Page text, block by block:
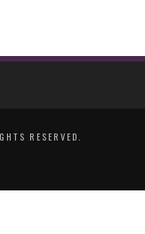
RESERVED.